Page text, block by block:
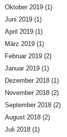
Oktober 2019 (1)
Juni 2019 (1)
April 2019 (1)
März 2019 (1)
Februar 2019 (2)
Januar 2019 (1)
Dezember 2018 (1)
November 2018 (2)
September 2018 (2)
August 2018 (2)
Juli 2018 (1)